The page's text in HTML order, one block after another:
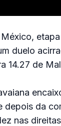
duelo
14.27 de
depois da
nas